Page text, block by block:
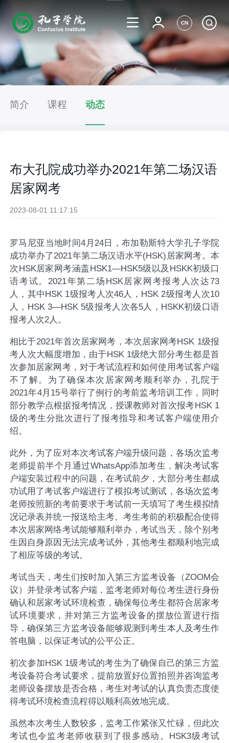
CN
简介 课程 动态
布大孔院成功举办2021年第二场汉语
居家网考
2023-08-01 11:17:15
罗马尼亚当地时间4月24日，布加勒斯特大学孔子学院
成功举办了2021年第二场汉语水平(HSK)居家网考。本
次HSK居家网考涵盖HSK1—HSK5级以及HSKK初级口
语考试。2021年第二场HSK居家网考报考人次达73
人，其中HSK 1级报考人次46人，HSK 2级报考人次10
人，HSK 3—HSK 5级报考人次各5人，HSKK初级口语
报考人次2人。
相比于2021年首次居家网考，本次居家网考HSK 1级报
考人次大幅度增加，由于HSK 1级绝大部分考生都是首
次参加居家网考，对于考试流程和如何使用考试客户端
不了解。为了确保本次居家网考顺利举办，孔院于
2021年4月15号举行了例行的考前监考培训工作，同时
部分教学点根据报考情况，授课教师对首次报考HSK 1
级的考生分批次进行了报考指导和考试客户端使用介
绍。
此外，为了应对本次考试客户端升级问题，各场次监考
老师提前半个月通过WhatsApp添加考生，解决考试客
户端安装过程中的问题，在考试前夕，大部分考生都成
功试用了考试客户端进行了模拟考试测试，各场次监考
老师按照新的考前要求于考试前一天填写了考生模拟情
况记录表并统一报送给主考。考生考前的积极配合使得
本次居家网络考试能够顺利举办，考试当天，除个别考
生因自身原因无法完成考试外，其他考生都顺利地完成
了相应等级的考试。
考试当天，考生们按时加入第三方监考设备（ZOOM会
议）并登录考试客户端，监考老师对每位考生进行身份
确认和居家考试环境检查，确保每位考生都符合居家考
试环境要求，并对第三方监考设备的摆放位置进行指
导，确保第三方监考设备能够观测到考生本人及考生作
答电脑，以保证考试的公平公正。
初次参加HSK 1级考试的考生为了确保自己的第三方监
考设备符合考试要求，提前放置好位置拍照并咨询监考
老师设备摆放是否合格，考生对考试的认真负责态度使
得考试环境检查流程得以顺利高效地完成。
虽然本次考生人数较多，监考工作紧张又忙碌，但此次
考试也令监考老师收获到了很多感动。HSK3级考试